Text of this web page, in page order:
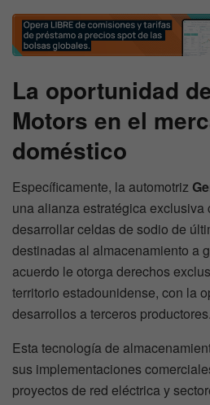
La oportunidad
Motors en el
doméstico
Específicamente, la automotriz
una alianza estratégica exclusiva
desarrollar celdas de sodio de
destinadas al almacenamiento a
acuerdo le otorga derechos
territorio estadounidense, con la
desarrollos a terceros productores.
Esta tecnología de
sus implementaciones
proyectos de red eléctrica y